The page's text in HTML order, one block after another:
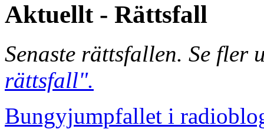
Aktuellt - Rättsfall
Senaste rättsfallen. Se
rättsfall".
Bungyjumpfallet i